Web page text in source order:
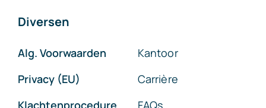
Diversen
Alg. Voorwaarden
Privacy (EU)
Kantoor
Carrière